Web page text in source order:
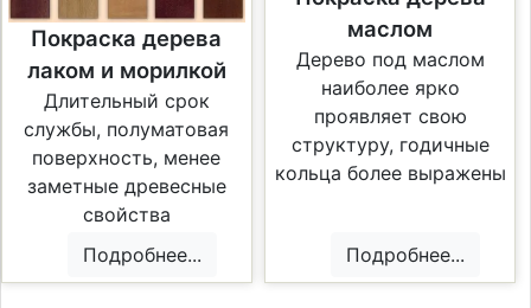
Покраска дерева
лаком и морилкой
Длительный срок
службы, полуматовая
поверхность, менее
заметные древесные
свойства
Подробнее...
маслом
Дерево под маслом
наиболее ярко
проявляет свою
структуру, годичные
кольца более выражены
Подробнее...